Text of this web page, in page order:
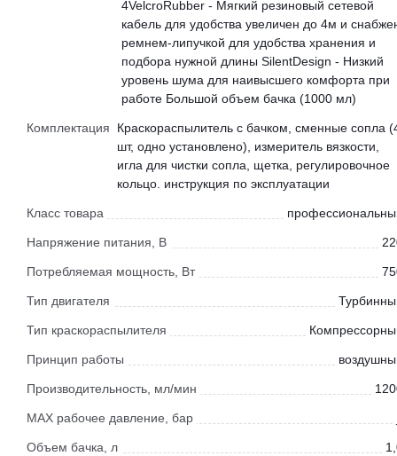
4VelcroRubber - Мягкий резиновый сетевой
кабель для удобства увеличен до 4м и
ремнем-липучкой для удобства хранения и
подбора нужной длины SilentDesign - Низкий
уровень шума для наивысшего комфорта при
работе Большой объем бачка (1000 мл)
Комплектация
Краскораспылитель с бачком, сменные сопла
шт, одно установлено), измеритель вязкости,
игла для чистки сопла, щетка, регулировочное
кольцо. инструкция по эксплуатации
Класс товара
Напряжение питания, В
Потребляемая мощность, Вт
Тип двигателя
Тип краскораспылителя
Принцип работы
Производительность, мл/мин
МАХ рабочее давление, бар
Объем бачка, л